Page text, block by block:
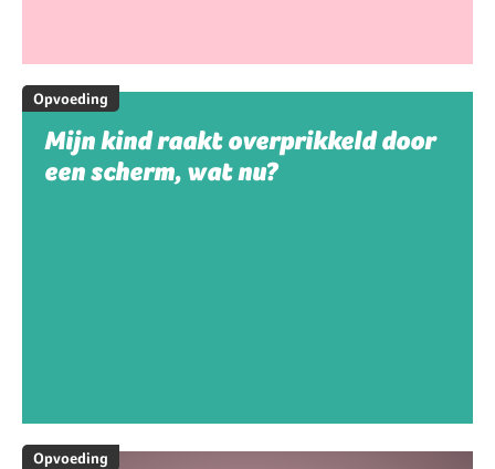
Opvoeding
Mijn kind raakt overprikkeld door
een scherm, wat nu?
Opvoeding